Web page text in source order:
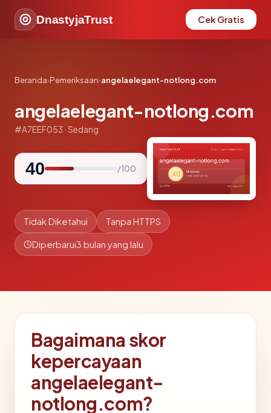
DnastyjaTrust Cek Gratis
Beranda›Pemeriksaan›angelaelegant-notlong.com
angelaelegant-notlong.com
#A7EEF053 · Sedang
40 / 100
Tidak Diketahui Tanpa HTTPS
Diperbarui3 bulan yang lalu
Bagaimana skor
kepercayaan
angelaelegant-
notlong.com?